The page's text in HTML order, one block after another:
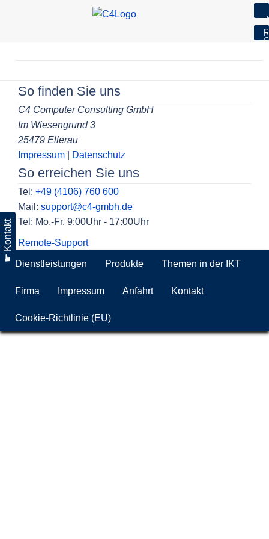
☛ Kontakt
So finden Sie uns
C4 Computer Consulting GmbH
Im Wiesengrund 3
25479 Ellerau
Impressum
Datenschutz
So erreichen Sie uns
Tel: +49 (4106) 760 600
Mail: support@c4-gmbh.de
Tel: Mo.-Fr. 9:00Uhr - 17:00Uhr
Remote-Support
Dienstleistungen Produkte Themen in der IKT
Firma Impressum Anfahrt Kontakt
Cookie-Richtlinie (EU)